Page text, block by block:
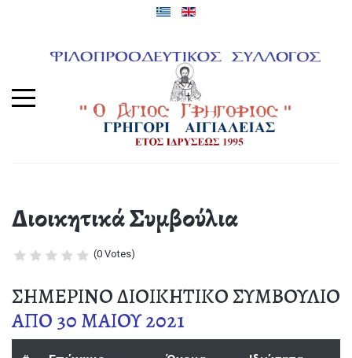
Διοικητικά Συμβούλια
(0 Votes)
ΣΗΜΕΡΙΝΟ ΔΙΟΙΚΗΤΙΚΟ ΣΥΜΒΟΥΛΙΟ
ΑΠΟ 30 ΜΑΙΟΥ 2021